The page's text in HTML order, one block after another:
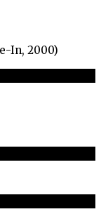
In, 2000)